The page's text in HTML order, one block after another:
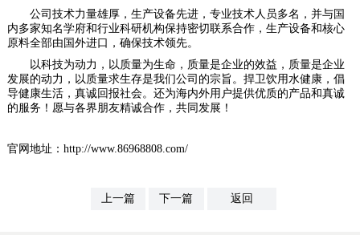
公司技术力量雄厚，生产设备先进，专业技术人员多名，并与国
内多家知名学府和行业科研机构保持密切联系合作，生产设备和核心
原料全部由国外进口，确保技术领先。
以科技为动力，以质量为生命，质量是企业的效益，质量是企业
发展的动力，以质量求生存是我们公司的宗旨。捍卫饮用水健康，倡
导健康生活，真诚回报社会。还为海内外用户提供优质的产品和真诚
的服务！愿与各界朋友精诚合作，共同发展！
官网地址： http://www.86968808.com/
上一篇 下一篇 返回